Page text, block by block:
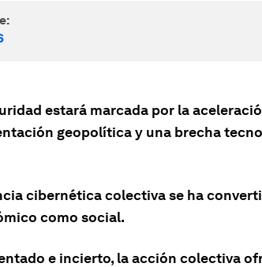
estará marcada por la
geopolítica y una brecha
cibernética colectiva se ha
como social.
e incierto, la acción colectiva